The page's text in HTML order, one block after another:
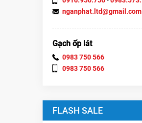
nganphat.ltd@gmail.com
Gạch ốp lát
0983 750 566
0983 750 566
FLASH SALE